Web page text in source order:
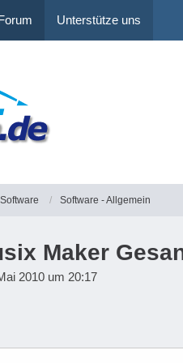
Unterstütze uns
Software Software - Allgemein
Maker
2010 um 20:17